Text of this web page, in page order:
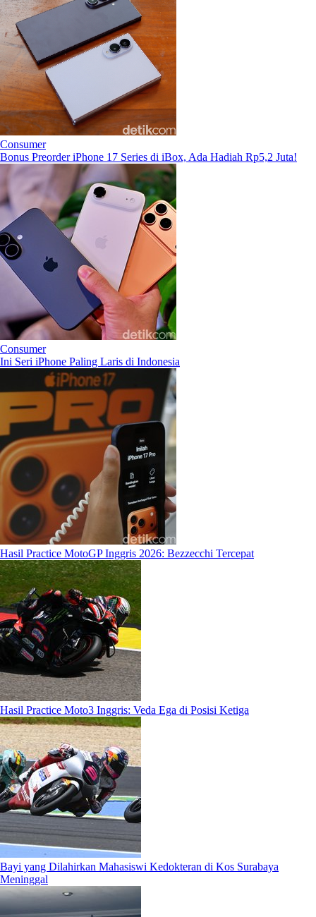
Consumer
Bonus Preorder iPhone 17 Series di iBox, Ada Hadiah Rp5,2 Juta!
Consumer
Ini Seri iPhone Paling Laris di Indonesia
Hasil Practice MotoGP Inggris 2026: Bezzecchi Tercepat
Hasil Practice Moto3 Inggris: Veda Ega di Posisi Ketiga
Bayi yang Dilahirkan Mahasiswi Kedokteran di Kos Surabaya
Meninggal